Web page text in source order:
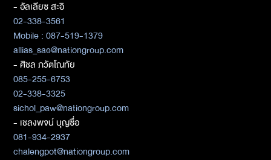
- อัลเลียซ สะอิ
02-338-3561
Mobile : 087-519-1379
allias_sae@nationgroup.com
- ศิชล ภวัตโณทัย
085-255-6753
02-338-3325
sichol_paw@nationgroup.com
- เชลงพจน์ บุญซื่อ
081-934-2937
chalengpot@nationgroup.com